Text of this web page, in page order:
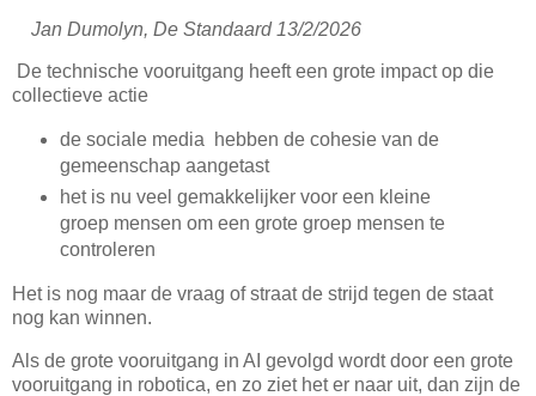
Jan Dumolyn, De Standaard 13/2/2026
De technische vooruitgang heeft een grote impact op die
collectieve actie
de sociale media hebben de cohesie van de
gemeenschap aangetast
het is nu veel gemakkelijker voor een kleine
groep mensen om een grote groep mensen te
controleren
Het is nog maar de vraag of straat de strijd tegen de staat
nog kan winnen.
Als de grote vooruitgang in AI gevolgd wordt door een grote
vooruitgang in robotica, en zo ziet het er naar uit, dan zijn de